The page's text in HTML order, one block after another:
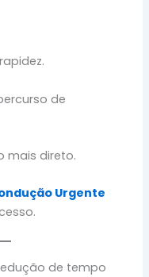
de
mais direto.
Urgente
de tempo